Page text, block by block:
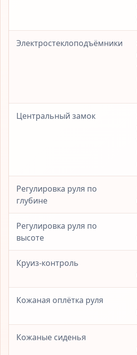
Электростеклоподъёмники
Центральный замок
Регулировка руля по
глубине
Регулировка руля по
высоте
Круиз-контроль
Кожаная оплётка руля
Кожаные сиденья